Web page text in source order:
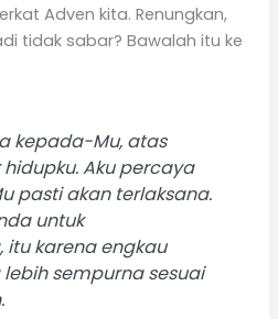
Adven kita. Renungkan,
tidak sabar? Bawalah itu ke
kepada-Mu, atas
Aku percaya
pasti akan terlaksana.
untuk
itu karena engkau
sempurna sesuai